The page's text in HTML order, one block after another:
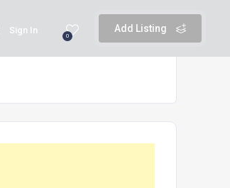
Add Listing
0
Sign In